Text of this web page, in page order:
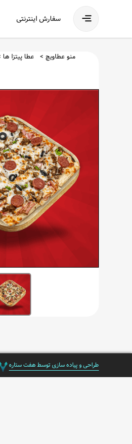
فهرست
سفارش اینترنتی
منو عطاویچ عطا پیتزا ها
طراحی و پیاده سازی توسط هفت ستاره